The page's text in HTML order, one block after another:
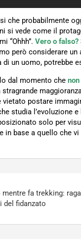
che probabilmente
si vede come il
“Ohhh”. Vero o falso?
però considerare
un uomo, potrebbe
dal momento che
postare
studia l’evoluzione
solo per
in base a quello che
fa trekking:
del fidanzato